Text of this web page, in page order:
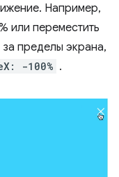
Например,
или переместить
пределы экрана,
-100% .